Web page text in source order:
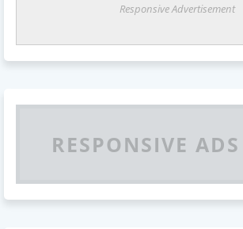
Responsive Advertisement
RESPONSIVE